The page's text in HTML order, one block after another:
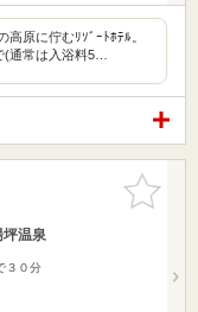
高原に佇むﾘｿﾞｰﾄﾎﾃﾙ。
(通常は入浴料5…
お気に入
りに追加
温泉
３０分